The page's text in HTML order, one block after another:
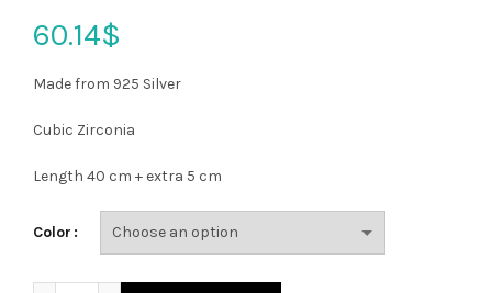
60.14$
Made from 925 Silver
Cubic Zirconia
Length 40 cm + extra 5 cm
Color